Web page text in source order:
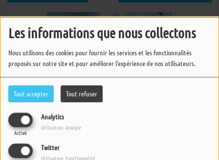
Les informations que nous collectons
Nous utilisons des cookies pour fournir les services et les fonctionnalités
proposés sur notre site et pour améliorer l'expérience de nos utilisateurs.
Tout accepter Tout refuser
Analytics
Activé
Utilisation: Analyse
Twitter
Utilisation: Fonctionnalité